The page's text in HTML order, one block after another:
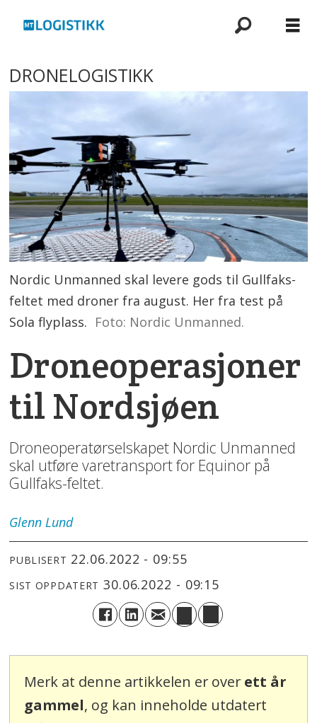
DRONELOGISTIKK
Nordic Unmanned skal levere gods til Gullfaks-
feltet med droner fra august. Her fra test på
Sola flyplass. Foto: Nordic Unmanned.
Droneoperasjoner
til Nordsjøen
Droneoperatørselskapet Nordic Unmanned
skal utføre varetransport for Equinor på
Gullfaks-feltet.
Glenn Lund
PUBLISERT 22.06.2022 - 09:55
SIST OPPDATERT 30.06.2022 - 09:15
Merk at denne artikkelen er over ett år
gammel, og kan inneholde utdatert